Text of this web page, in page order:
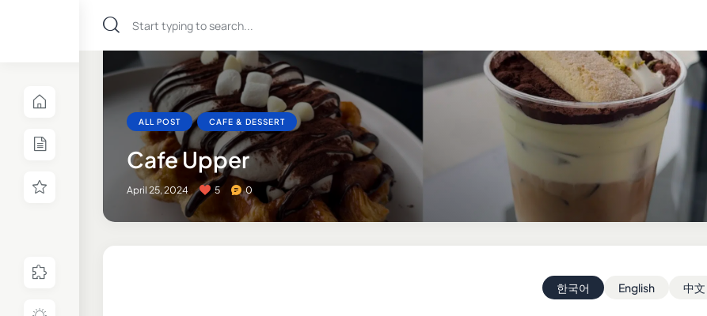
ALL POST CAFE & DESSERT
Cafe Upper
April 25, 2024 5 0
한국어 English 中文